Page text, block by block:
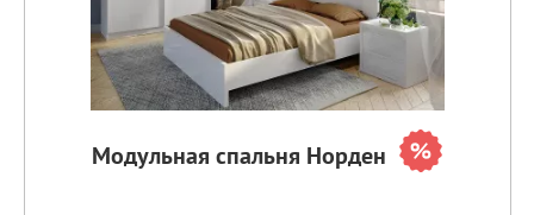
Модульная спальня Норден